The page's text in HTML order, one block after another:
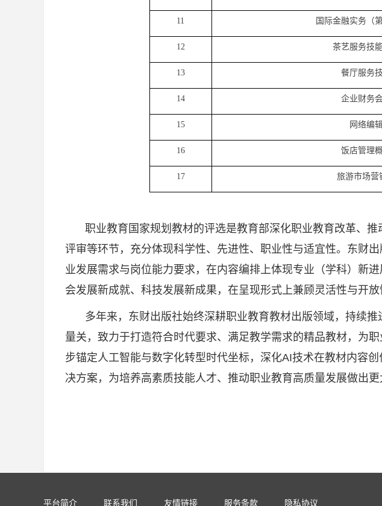
11 国际金融实务（
12 茶艺服务技
13 餐厅服务
14 企业财务
15 网络编
16 饭店管理
17 旅游市场营
职业教育国家规划教材的评选是教育部深化职业教育改革、
评审等环节，充分体现科学性、先进性、职业性与适宜性。东财
业发展需求与岗位能力要求，在内容编排上体现专业（学科）新
会发展新成就、科技发展新成果，在呈现形式上兼顾灵活性与开
多年来，东财出版社始终深耕职业教育教材出版领域，持续
量关，致力于打造符合时代要求、满足教学需求的精品教材，为
步锚定人工智能与数字化转型时代坐标，深化AI技术在教材内容
决方案，为培养高素质技能人才、推动职业教育高质量发展做出更
平台简介 联系我们 友情链接 服务条款 隐私协议